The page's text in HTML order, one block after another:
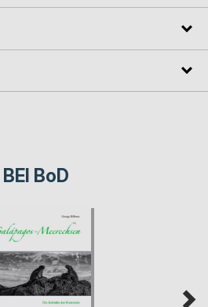
BoD